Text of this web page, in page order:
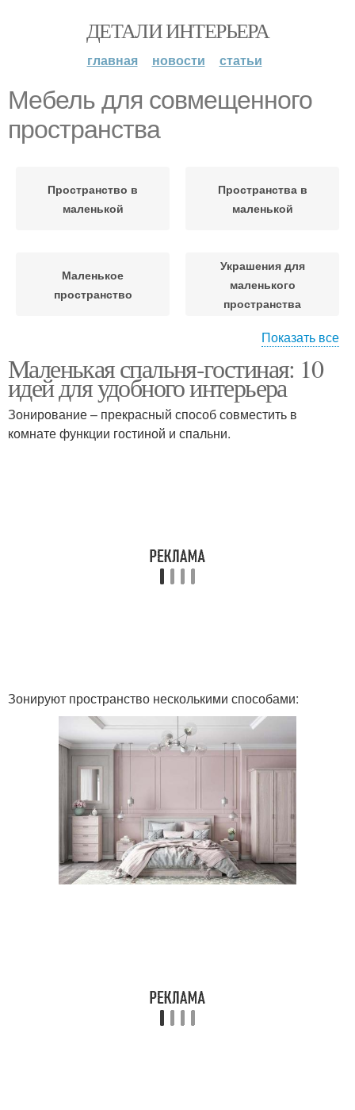
ДЕТАЛИ ИНТЕРЬЕРА
главная новости статьи
Мебель для совмещенного
пространства
Пространство в
маленькой
Пространства в
маленькой
Маленькое
пространство
Украшения для
маленького
пространства
-громоздкая мебель
Показать все
Маленькая спальня-гостиная: 10
идей для удобного интерьера
Зонирование – прекрасный способ совместить в
комнате функции гостиной и спальни.
Зонируют пространство несколькими способами: